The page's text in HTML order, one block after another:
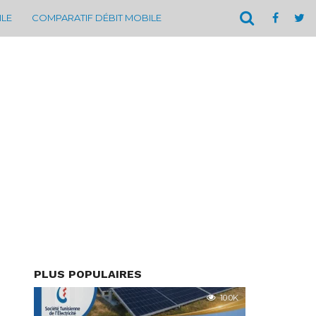
COMPARATIF DÉBIT MOBILE
PLUS POPULAIRES
10.0K